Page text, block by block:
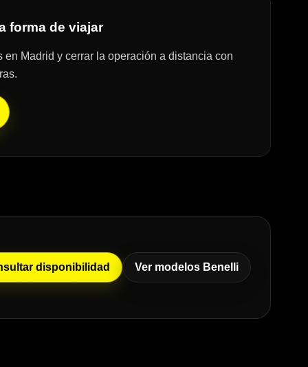
forma de viajar
Madrid y cerrar la operación a distancia con
disponibilidad Ver modelos Benelli